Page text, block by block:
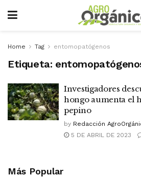
Home Tag entomopatógenos
Etiqueta:
Investigadores
hongo aumenta el
pepino
by Redacción
5 DE ABRIL DE 2023
Más Popular